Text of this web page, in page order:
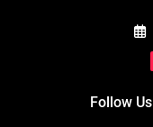
Follow Us